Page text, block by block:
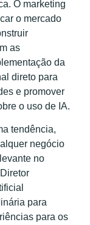
O marketing
o mercado
as
da
direto para
e promover
o uso de IA.
tendência,
negócio
no
para
para os